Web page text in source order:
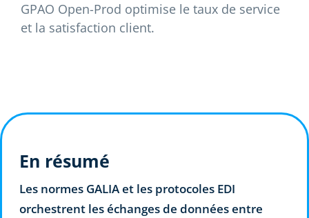
GPAO Open-Prod optimise le taux de service
et la satisfaction client.
En résumé
Les normes GALIA et les protocoles EDI
orchestrent les échanges de données entre